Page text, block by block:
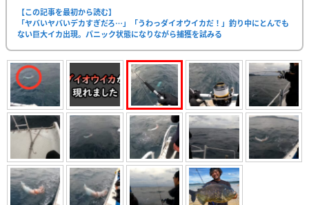
【この記事を最初から読む】
「ヤバいヤバいデカすぎだろ…」「うわっダイオウイカだ！」釣り中にとんでも
ない巨大イカ出現。パニック状態になりながら捕獲を試みる